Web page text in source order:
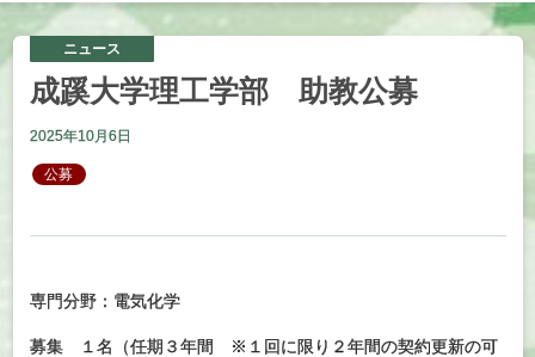
ニュース
成蹊大学理工学部 助教公募
2025年10月6日
公募
専門分野：電気化学
募集 １名（任期３年間 ※１回に限り２年間の契約更新の可